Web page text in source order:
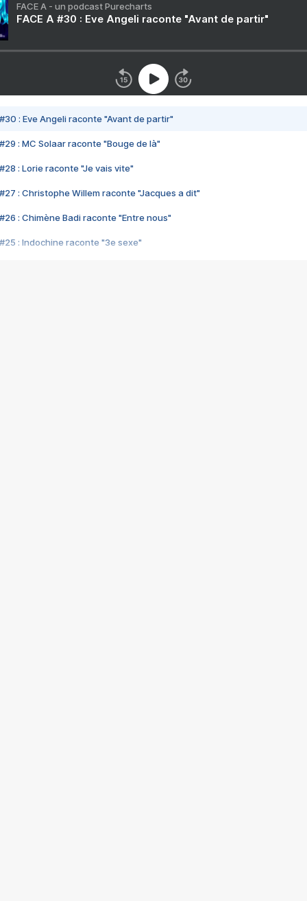
FACE A - un podcast Purecharts
FACE A #30 : Eve Angeli raconte "Avant de partir"
#30 : Eve Angeli raconte "Avant de partir"
#29 : MC Solaar raconte "Bouge de là"
#28 : Lorie raconte "Je vais vite"
#27 : Christophe Willem raconte "Jacques a dit"
#26 : Chimène Badi raconte "Entre nous"
#25 : Indochine raconte "3e sexe"